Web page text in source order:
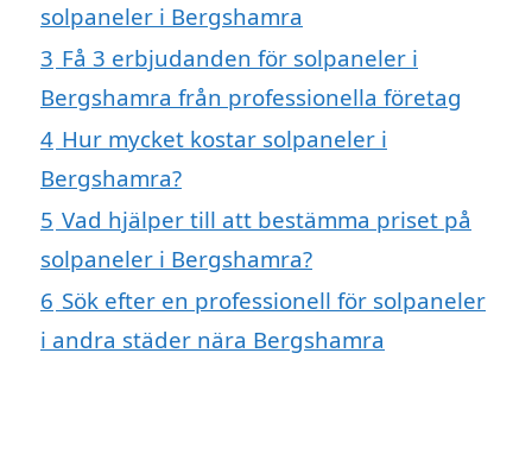
solpaneler i Bergshamra
3 Få 3 erbjudanden för solpaneler i
Bergshamra från professionella företag
4 Hur mycket kostar solpaneler i
Bergshamra?
5 Vad hjälper till att bestämma priset på
solpaneler i Bergshamra?
6 Sök efter en professionell för solpaneler
i andra städer nära Bergshamra